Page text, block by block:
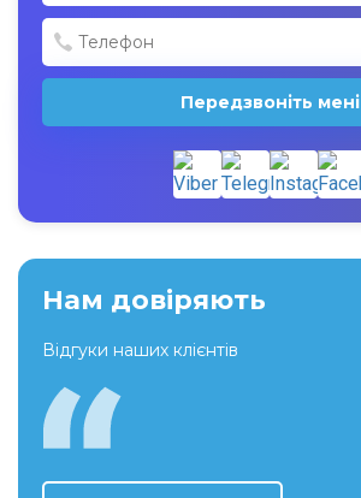
Передзвоніть мені
Нам довіряють
Відгуки наших клієнтів